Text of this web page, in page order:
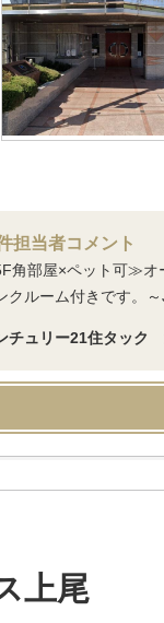
担当者コメント
角部屋×ペット可≫オ
クルーム付きです。
チュリー21住タッ
上尾